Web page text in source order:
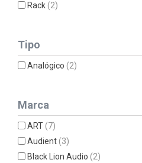
Rack(2)
Tipo
Analógico(2)
Marca
ART(7)
Audient(3)
Black Lion Audio(2)